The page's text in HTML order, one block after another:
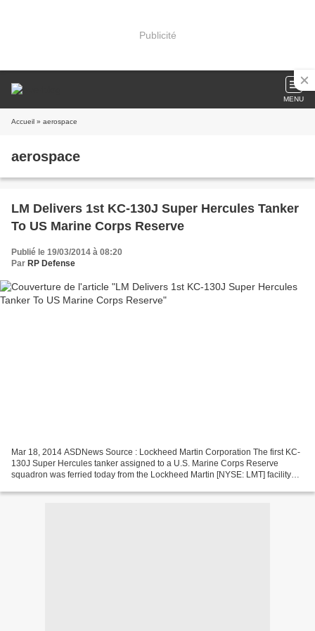
Publicité
MENU
Accueil » aerospace
aerospace
LM Delivers 1st KC-130J Super Hercules Tanker
To US Marine Corps Reserve
Publié le 19/03/2014 à 08:20
Par RP Defense
Mar 18, 2014 ASDNews Source : Lockheed Martin Corporation The first KC-
130J Super Hercules tanker assigned to a U.S. Marine Corps Reserve
squadron was ferried today from the Lockheed Martin [NYSE: LMT] facility